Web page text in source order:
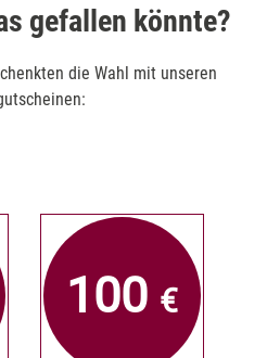
gefallen könnte?
die Wahl mit unseren
100 €